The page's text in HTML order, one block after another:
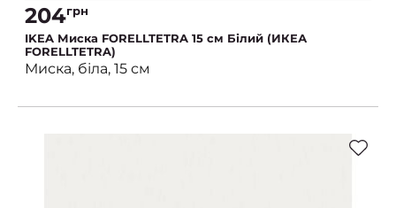
204грн
IKEA Миска FORELLTETRA 15 см Білий (ИКЕА
FORELLTETRA)
Миска, біла, 15 см